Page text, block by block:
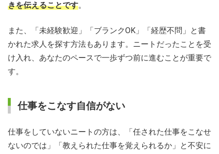
きを伝えることです。
また、「未経験歓迎」「ブランクOK」「経歴不問」と書
かれた求人を探す方法もあります。ニートだったことを受
け入れ、あなたのペースで一歩ずつ前に進むことが重要で
す。
仕事をこなす自信がない
仕事をしていないニートの方は、「任された仕事をこなせ
ないのでは」「教えられた仕事を覚えられるか」と不安に